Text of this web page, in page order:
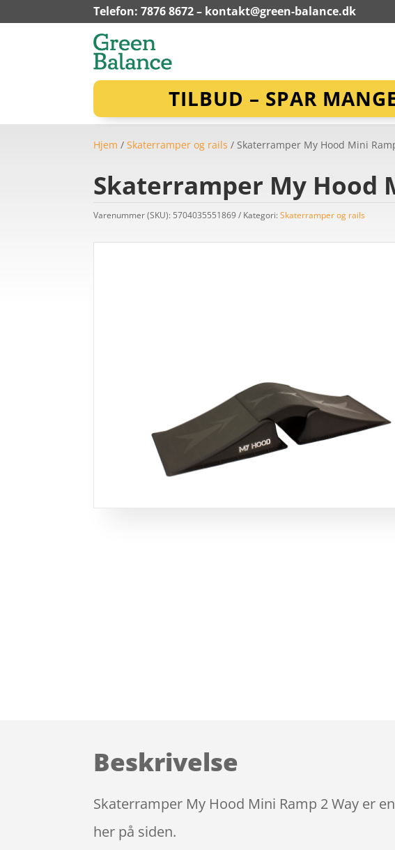
Telefon: 7876 8672 – kontakt@green-balance.dk
TILBUD – SPAR
Hjem /Skaterramper og rails / Skaterramper My Hood Mini
Skaterramper My Hood
Varenummer (SKU): 5704035551869 Kategori:Skaterramper og rails
Beskrivelse
Skaterramper My Hood Mini Ramp 2 Way er
her på siden.